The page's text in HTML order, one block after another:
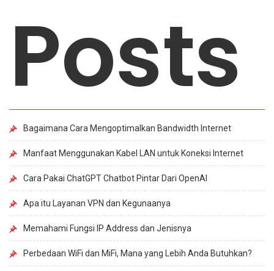
Posts
Bagaimana Cara Mengoptimalkan Bandwidth Internet
Manfaat Menggunakan Kabel LAN untuk Koneksi Internet
Cara Pakai ChatGPT Chatbot Pintar Dari OpenAI
Apa itu Layanan VPN dan Kegunaanya
Memahami Fungsi IP Address dan Jenisnya
Perbedaan WiFi dan MiFi, Mana yang Lebih Anda Butuhkan?